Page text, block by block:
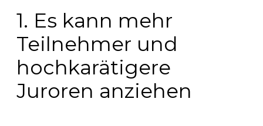
1. Es kann mehr
Teilnehmer und
hochkarätigere
Juroren anziehen